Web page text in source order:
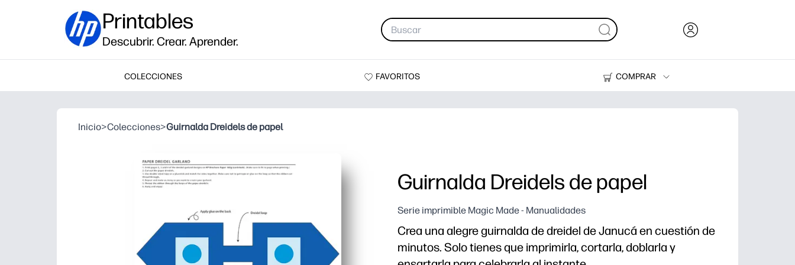
Printables
Descubrir. Crear. Aprender.
COLECCIONES FAVORITOS
COMPRAR
Impresoras
Inicio>Colecciones>Guirnalda Dreidels de papel
Guirnalda Dreidels de papel
Serie imprimible Magic Made - Manualidades
Crea una alegre guirnalda de dreidel de Janucá en cuestión de
minutos. Solo tienes que imprimirla, cortarla, doblarla y